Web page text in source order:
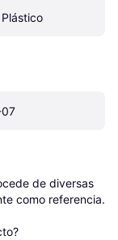
07
de diversas
como referencia.